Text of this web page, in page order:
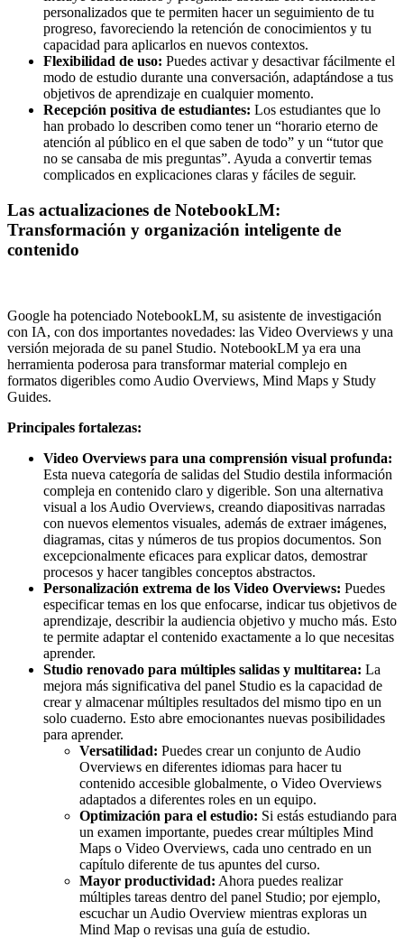
personalizados que te permiten hacer un seguimiento de tu
progreso, favoreciendo la retención de conocimientos y tu
capacidad para aplicarlos en nuevos contextos.
Flexibilidad de uso: Puedes activar y desactivar fácilmente el
modo de estudio durante una conversación, adaptándose a tus
objetivos de aprendizaje en cualquier momento.
Recepción positiva de estudiantes: Los estudiantes que lo
han probado lo describen como tener un “horario eterno de
atención al público en el que saben de todo” y un “tutor que
no se cansaba de mis preguntas”. Ayuda a convertir temas
complicados en explicaciones claras y fáciles de seguir.
Las actualizaciones de NotebookLM:
Transformación y organización inteligente de
contenido
Google ha potenciado NotebookLM, su asistente de investigación
con IA, con dos importantes novedades: las Video Overviews y una
versión mejorada de su panel Studio. NotebookLM ya era una
herramienta poderosa para transformar material complejo en
formatos digeribles como Audio Overviews, Mind Maps y Study
Guides.
Principales fortalezas:
Video Overviews para una comprensión visual profunda:
Esta nueva categoría de salidas del Studio destila información
compleja en contenido claro y digerible. Son una alternativa
visual a los Audio Overviews, creando diapositivas narradas
con nuevos elementos visuales, además de extraer imágenes,
diagramas, citas y números de tus propios documentos. Son
excepcionalmente eficaces para explicar datos, demostrar
procesos y hacer tangibles conceptos abstractos.
Personalización extrema de los Video Overviews: Puedes
especificar temas en los que enfocarse, indicar tus objetivos de
aprendizaje, describir la audiencia objetivo y mucho más. Esto
te permite adaptar el contenido exactamente a lo que necesitas
aprender.
Studio renovado para múltiples salidas y multitarea: La
mejora más significativa del panel Studio es la capacidad de
crear y almacenar múltiples resultados del mismo tipo en un
solo cuaderno. Esto abre emocionantes nuevas posibilidades
para aprender.
Versatilidad: Puedes crear un conjunto de Audio
Overviews en diferentes idiomas para hacer tu
contenido accesible globalmente, o Video Overviews
adaptados a diferentes roles en un equipo.
Optimización para el estudio: Si estás estudiando para
un examen importante, puedes crear múltiples Mind
Maps o Video Overviews, cada uno centrado en un
capítulo diferente de tus apuntes del curso.
Mayor productividad: Ahora puedes realizar
múltiples tareas dentro del panel Studio; por ejemplo,
escuchar un Audio Overview mientras exploras un
Mind Map o revisas una guía de estudio.